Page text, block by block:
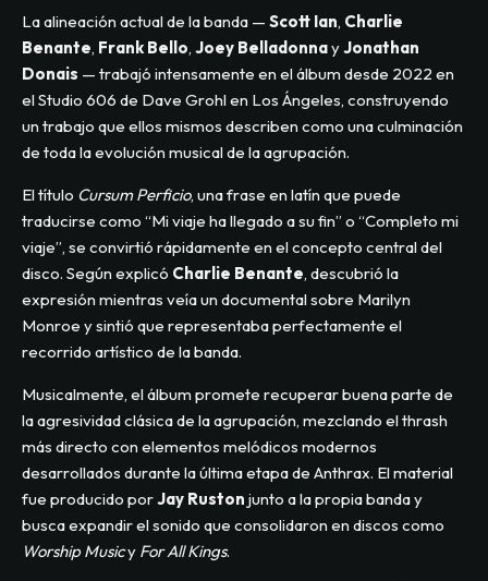
La alineación actual de la banda — Scott Ian, Charlie
Benante, Frank Bello, Joey BelladonnayJonathan
Donais — trabajó intensamente en el álbum desde 2022 en
el Studio 606 de Dave Grohl en Los Ángeles, construyendo
un trabajo que ellos mismos describen como una culminación
de toda la evolución musical de la agrupación.
El título Cursum Perficio, una frase en latín que puede
traducirse como “Mi viaje ha llegado a su fin” o “Completo mi
viaje”, se convirtió rápidamente en el concepto central del
disco. Según explicó Charlie Benante, descubrió la
expresión mientras veía un documental sobre Marilyn
Monroe y sintió que representaba perfectamente el
recorrido artístico de la banda.
Musicalmente, el álbum promete recuperar buena parte de
la agresividad clásica de la agrupación, mezclando el thrash
más directo con elementos melódicos modernos
desarrollados durante la última etapa de Anthrax. El material
fue producido porJay Ruston junto a la propia banda y
busca expandir el sonido que consolidaron en discos como
Worship Musicy For All Kings.